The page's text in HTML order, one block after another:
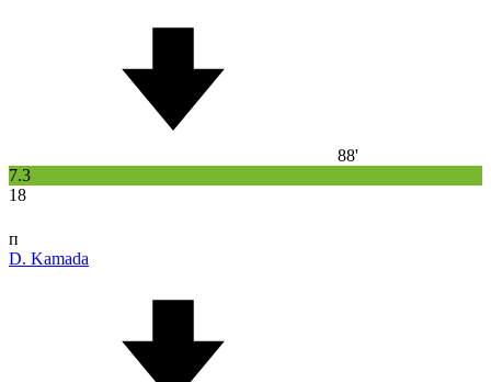
88'
7.3
18
п
D. Kamada